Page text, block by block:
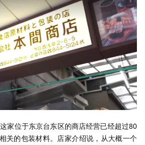
这家位于东京台东区的商店经营已经超过80
关的包装材料。店家介绍说，从大概一个